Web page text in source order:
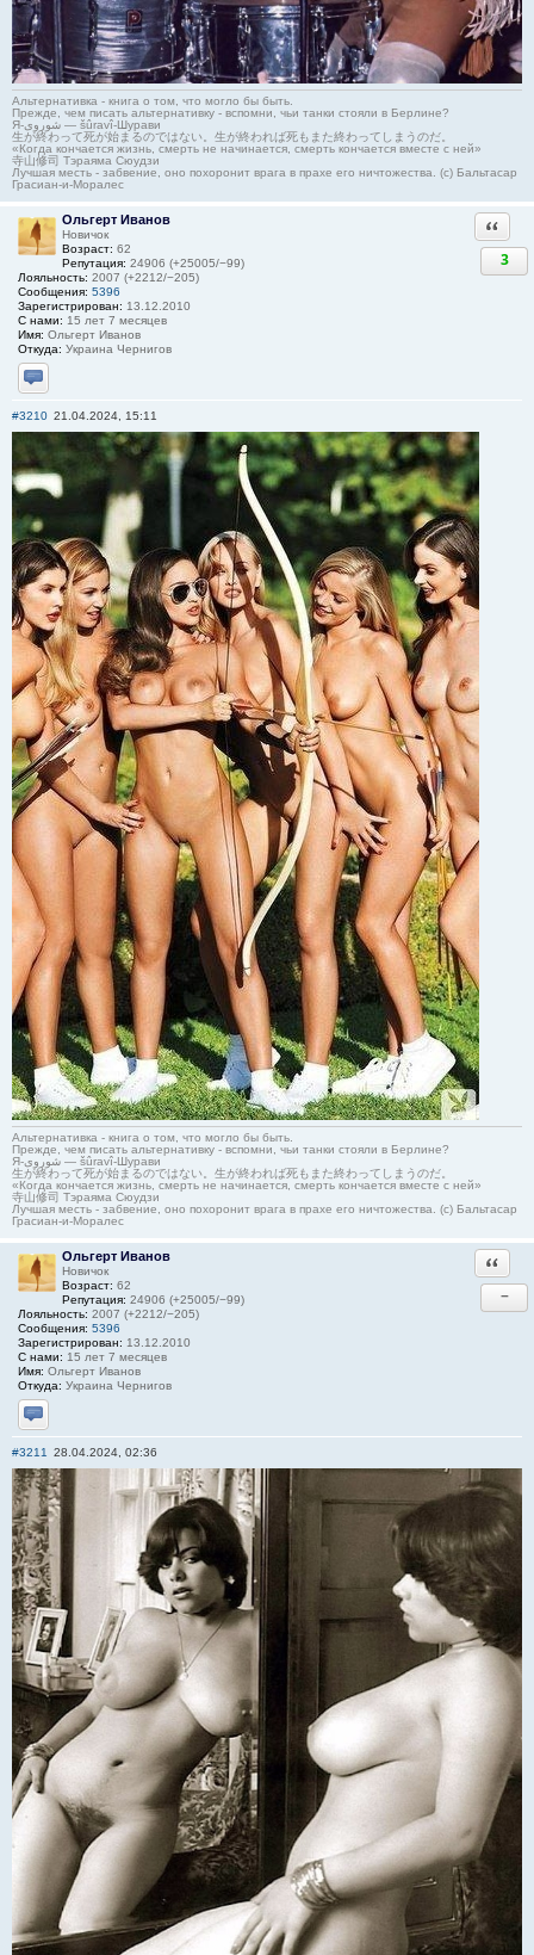
Альтернативка - книга о том, что могло бы быть.
Прежде, чем писать альтернативку - вспомни, чьи танки стояли в Берлине?
Я-شوروی — šûravî-Шурави
生が終わって死が始まるのではない。生が終われば死もまた終わってしまうのだ。
«Когда кончается жизнь, смерть не начинается, смерть кончается вместе с ней»
寺山修司 Тэраяма Сюудзи
Лучшая месть - забвение, оно похоронит врага в прахе его ничтожества. (с) Бальтасар
Грасиан-и-Моралес
Ольгерт Иванов
Новичок
Возраст: 62
Репутация: 24906 (+25005/−99)
Лояльность: 2007 (+2212/−205)
Сообщения: 5396
Зарегистрирован: 13.12.2010
С нами: 15 лет 7 месяцев
Имя: Ольгерт Иванов
Откуда: Украина Чернигов
Отправить личное сообщение
3
#3210 21.04.2024, 15:11
Альтернативка - книга о том, что могло бы быть.
Прежде, чем писать альтернативку - вспомни, чьи танки стояли в Берлине?
Я-شوروی — šûravî-Шурави
生が終わって死が始まるのではない。生が終われば死もまた終わってしまうのだ。
«Когда кончается жизнь, смерть не начинается, смерть кончается вместе с ней»
寺山修司 Тэраяма Сюудзи
Лучшая месть - забвение, оно похоронит врага в прахе его ничтожества. (с) Бальтасар
Грасиан-и-Моралес
Ольгерт Иванов
Новичок
Возраст: 62
Репутация: 24906 (+25005/−99)
Лояльность: 2007 (+2212/−205)
Сообщения: 5396
Зарегистрирован: 13.12.2010
С нами: 15 лет 7 месяцев
Имя: Ольгерт Иванов
Откуда: Украина Чернигов
Отправить личное сообщение
−
#3211 28.04.2024, 02:36